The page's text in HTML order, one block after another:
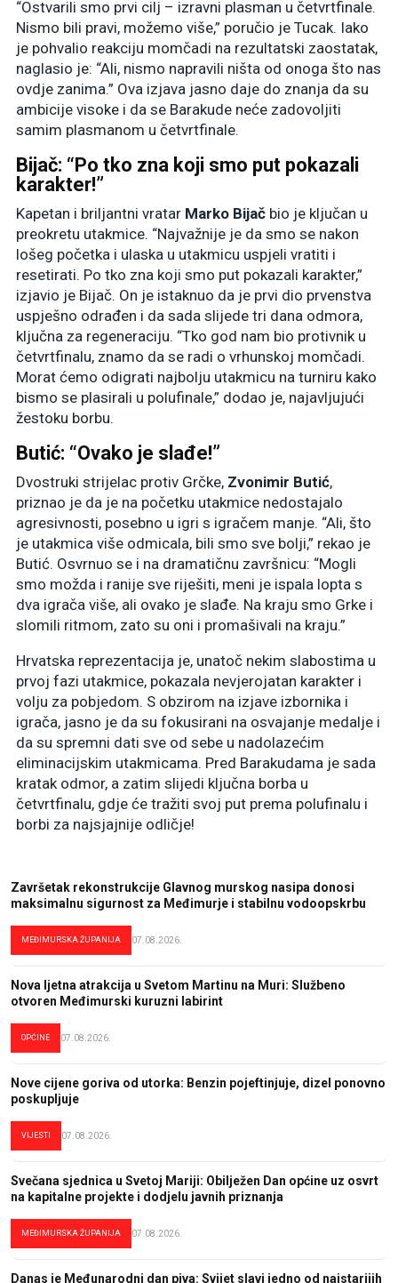
“Ostvarili smo prvi cilj – izravni plasman u četvrtfinale.
Nismo bili pravi, možemo više,” poručio je Tucak. Iako
je pohvalio reakciju momčadi na rezultatski zaostatak,
naglasio je: “Ali, nismo napravili ništa od onoga što nas
ovdje zanima.” Ova izjava jasno daje do znanja da su
ambicije visoke i da se Barakude neće zadovoljiti
samim plasmanom u četvrtfinale.
Bijač: “Po tko zna koji smo put pokazali
karakter!”
Kapetan i briljantni vratar Marko Bijač bio je ključan u
preokretu utakmice. “Najvažnije je da smo se nakon
lošeg početka i ulaska u utakmicu uspjeli vratiti i
resetirati. Po tko zna koji smo put pokazali karakter,”
izjavio je Bijač. On je istaknuo da je prvi dio prvenstva
uspješno odrađen i da sada slijede tri dana odmora,
ključna za regeneraciju. “Tko god nam bio protivnik u
četvrtfinalu, znamo da se radi o vrhunskoj momčadi.
Morat ćemo odigrati najbolju utakmicu na turniru kako
bismo se plasirali u polufinale,” dodao je, najavljujući
žestoku borbu.
Butić: “Ovako je slađe!”
Dvostruki strijelac protiv Grčke, Zvonimir Butić,
priznao je da je na početku utakmice nedostajalo
agresivnosti, posebno u igri s igračem manje. “Ali, što
je utakmica više odmicala, bili smo sve bolji,” rekao je
Butić. Osvrnuo se i na dramatičnu završnicu: “Mogli
smo možda i ranije sve riješiti, meni je ispala lopta s
dva igrača više, ali ovako je slađe. Na kraju smo Grke i
slomili ritmom, zato su oni i promašivali na kraju.”
Hrvatska reprezentacija je, unatoč nekim slabostima u
prvoj fazi utakmice, pokazala nevjerojatan karakter i
volju za pobjedom. S obzirom na izjave izbornika i
igrača, jasno je da su fokusirani na osvajanje medalje i
da su spremni dati sve od sebe u nadolazećim
eliminacijskim utakmicama. Pred Barakudama je sada
kratak odmor, a zatim slijedi ključna borba u
četvrtfinalu, gdje će tražiti svoj put prema polufinalu i
borbi za najsjajnije odličje!
Završetak rekonstrukcije Glavnog murskog nasipa donosi
maksimalnu sigurnost za Međimurje i stabilnu vodoopskrbu
MEĐIMURSKA ŽUPANIJA 07.08.2026.
Nova ljetna atrakcija u Svetom Martinu na Muri: Službeno
otvoren Međimurski kuruzni labirint
OPĆINE 07.08.2026.
Nove cijene goriva od utorka: Benzin pojeftinjuje, dizel ponovno
poskupljuje
VIJESTI 07.08.2026.
Svečana sjednica u Svetoj Mariji: Obilježen Dan općine uz osvrt
na kapitalne projekte i dodjelu javnih priznanja
MEĐIMURSKA ŽUPANIJA 07.08.2026.
Danas je Međunarodni dan piva: Svijet slavi jedno od najstarijih